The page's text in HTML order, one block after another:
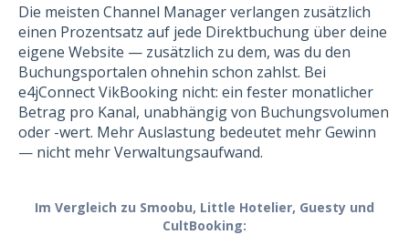
Die meisten Channel Manager verlangen zusätzlich
einen Prozentsatz auf jede Direktbuchung über deine
eigene Website — zusätzlich zu dem, was du den
Buchungsportalen ohnehin schon zahlst. Bei
e4jConnect VikBooking nicht: ein fester monatlicher
Betrag pro Kanal, unabhängig von Buchungsvolumen
oder -wert. Mehr Auslastung bedeutet mehr Gewinn
— nicht mehr Verwaltungsaufwand.
Im Vergleich zu Smoobu, Little Hotelier, Guesty und
CultBooking: